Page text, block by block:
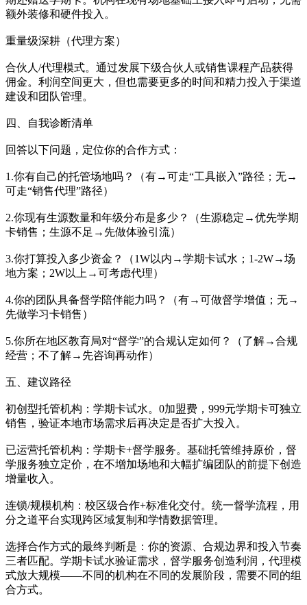
额外装修和硬件投入。
重量级深耕（代理方案）
合伙人/代理模式。通过发展下级合伙人或销售课程产品获得
佣金。利润空间更大，但也需要更多的时间和精力投入于渠道
建设和团队管理。
四、自我诊断清单
回答以下问题，定位你的合作方式：
1.你有自己的托管场地吗？（有→可走“工具嵌入”路径；无→
可走“销售代理”路径）
2.你现有生源数量和年级分布是多少？（生源稳定→优先学期
卡销售；生源不足→先做体验引流）
3.你打算投入多少资金？（1W以内→学期卡试水；1-2W→场
地方案；2W以上→可考虑代理）
4.你的团队具备督学陪伴能力吗？（有→可做督学增值；无→
先做学习卡销售）
5.你所在地区教育局对“督学”的合规认定如何？（了解→合规
经营；不了解→先咨询再动作）
五、建议路径
初创型托管机构：学期卡试水。0加盟费，999元学期卡可独立
销售，验证本地市场需求后再决定是否扩大投入。
已运营托管机构：学期卡+督学服务。基础托管维持原价，督
学服务独立定价，在不增加场地和大幅扩编团队的前提下创造
增量收入。
连锁/规模机构：校区级合作+标准化交付。统一督学流程，用
分之道平台实现跨区域复制和学情数据管理。
选择合作方式的最终判断是：你的资源、合规边界和投入节奏
三者匹配。学期卡试水验证需求，督学服务创造利润，代理模
式放大规模——不同的机构在不同的发展阶段，需要不同的组
合方式。